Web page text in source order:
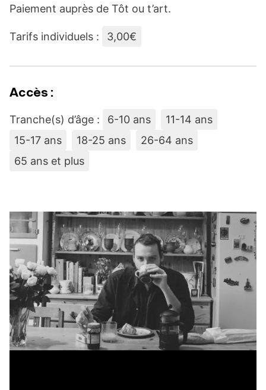
Paiement auprès de Tôt ou t’art.
Tarifs individuels : 3,00€
Accès :
Tranche(s) d’âge : 6-10 ans
11-14 ans
15-17 ans
18-25 ans
26-64 ans
65 ans et plus